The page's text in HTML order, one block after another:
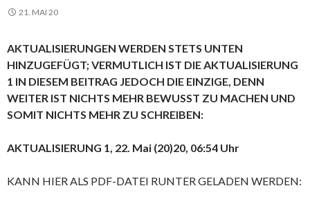
21. MAI 20
AKTUALISIERUNGEN WERDEN STETS UNTEN
HINZUGEFÜGT; VERMUTLICH IST DIE AKTUALISIERUNG
1 IN DIESEM BEITRAG JEDOCH DIE EINZIGE, DENN
WEITER IST NICHTS MEHR BEWUSST ZU MACHEN UND
SOMIT NICHTS MEHR ZU SCHREIBEN:
AKTUALISIERUNG 1, 22. Mai (20)20, 06:54 Uhr
KANN HIER ALS PDF-DATEI RUNTER GELADEN WERDEN: